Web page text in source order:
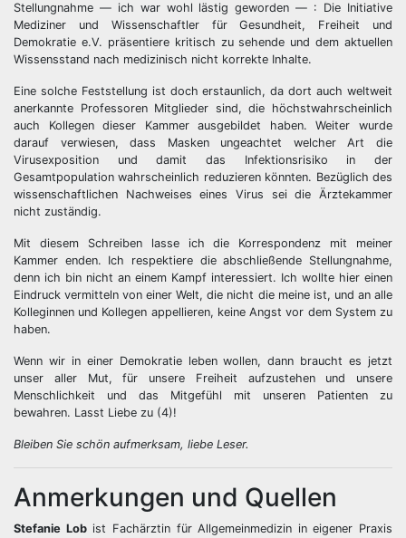
Stellungnahme — ich war wohl lästig geworden — : Die Initiative
Mediziner und Wissenschaftler für Gesundheit, Freiheit und
Demokratie e.V. präsentiere kritisch zu sehende und dem aktuellen
Wissensstand nach medizinisch nicht korrekte Inhalte.
Eine solche Feststellung ist doch erstaunlich, da dort auch weltweit
anerkannte Professoren Mitglieder sind, die höchstwahrscheinlich
auch Kollegen dieser Kammer ausgebildet haben. Weiter wurde
darauf verwiesen, dass Masken ungeachtet welcher Art die
Virusexposition und damit das Infektionsrisiko in der
Gesamtpopulation wahrscheinlich reduzieren könnten. Bezüglich des
wissenschaftlichen Nachweises eines Virus sei die Ärztekammer
nicht zuständig.
Mit diesem Schreiben lasse ich die Korrespondenz mit meiner
Kammer enden. Ich respektiere die abschließende Stellungnahme,
denn ich bin nicht an einem Kampf interessiert. Ich wollte hier einen
Eindruck vermitteln von einer Welt, die nicht die meine ist, und an alle
Kolleginnen und Kollegen appellieren, keine Angst vor dem System zu
haben.
Wenn wir in einer Demokratie leben wollen, dann braucht es jetzt
unser aller Mut, für unsere Freiheit aufzustehen und unsere
Menschlichkeit und das Mitgefühl mit unseren Patienten zu
bewahren. Lasst Liebe zu (4)!
Bleiben Sie schön aufmerksam, liebe Leser.
Anmerkungen und Quellen
Stefanie Lobist Fachärztin für Allgemeinmedizin in eigener Praxis